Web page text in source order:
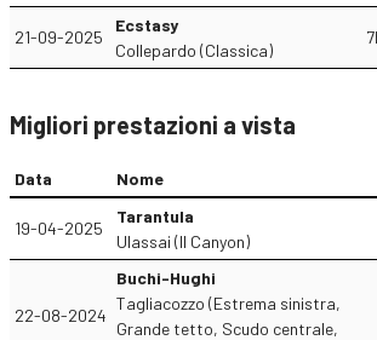
21-09-2025
Ecstasy
Collepardo (Classica)
Migliori prestazioni a vista
Data Nome
19-04-2025
Tarantula
Ulassai (Il Canyon)
22-08-2024
Buchi-Hughi
Tagliacozzo (Estrema sinistra,
Grande tetto, Scudo centrale,